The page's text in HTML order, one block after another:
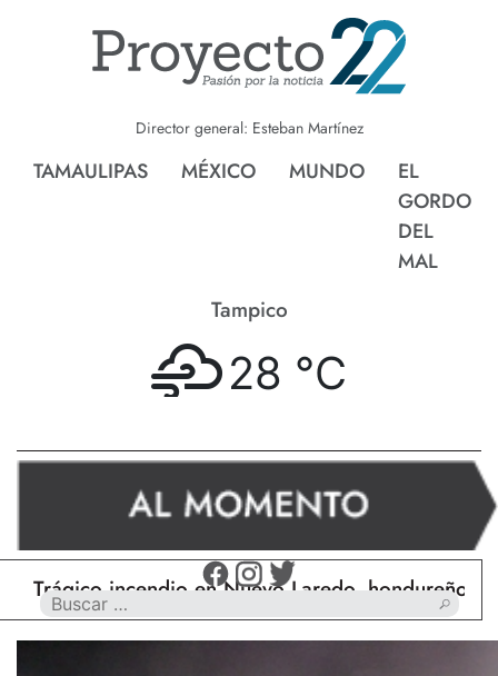
Director general: Esteban Martínez
TAMAULIPAS MÉXICO MUNDO
EL
GORDO
DEL
MAL
Tampico
28 °C
incendio en Nuevo Laredo, hondureño muere